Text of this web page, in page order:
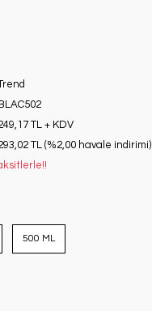
BLAC502
TL + KDV
TL (%2,00 havale indirimi)
500 ML